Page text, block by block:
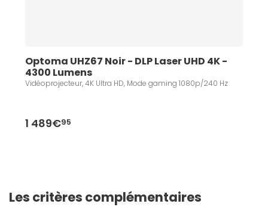
Optoma UHZ67 Noir - DLP Laser UHD 4K -
4300 Lumens
Vidéoprojecteur, 4K Ultra HD, Mode gaming 1080p/240 Hz
1 489€95
Les critères complémentaires